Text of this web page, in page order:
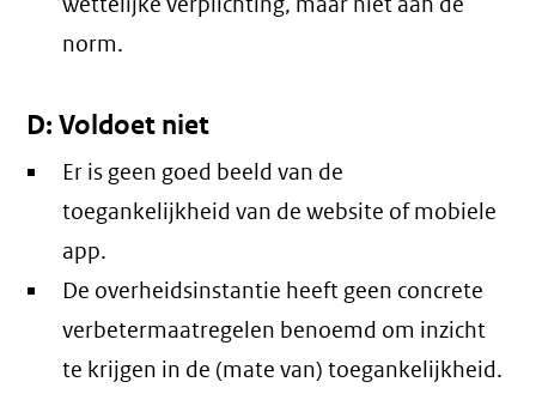
norm.
D: Voldoet niet
Er is geen goed beeld van de
toegankelijkheid van de website of mobiele
app.
De overheidsinstantie heeft geen concrete
verbetermaatregelen benoemd om inzicht
te krijgen in de (mate van) toegankelijkheid.